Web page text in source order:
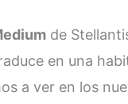
de
en una
a ver en los